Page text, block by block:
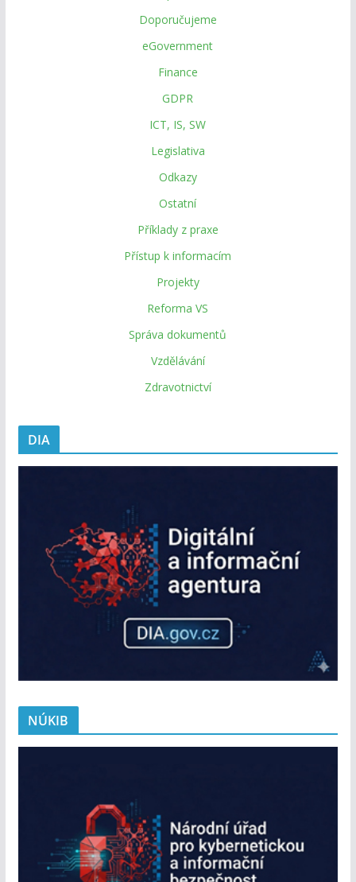
Doporučujeme
eGovernment
Finance
GDPR
ICT, IS, SW
Legislativa
Odkazy
Ostatní
Příklady z praxe
Přístup k informacím
Projekty
Reforma VS
Správa dokumentů
Vzdělávání
Zdravotnictví
DIA
NÚKIB